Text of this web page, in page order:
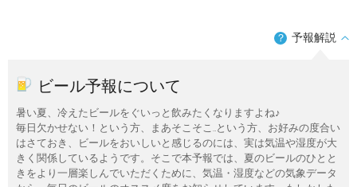
？ 予報解説
ビール予報について
暑い夏、冷えたビールをぐいっと飲みたくなりますよね♪
毎日欠かせない！という方、まあそこそこ…という方、お好みの度合い
はさておき、ビールをおいしいと感じるのには、実は気温や湿度が大
きく関係しているようです。そこで本予報では、夏のビールのひとと
きをより一層楽しんでいただくために、気温・湿度などの気象データ